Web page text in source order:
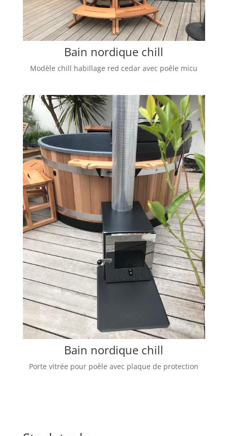
Bain nordique chill
Modèle chill habillage red cedar avec poêle micu
Bain nordique chill
Porte vitrée pour poêle avec plaque de protection